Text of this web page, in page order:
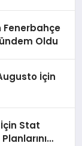
Fenerbahçe
Oldu
İçin
Stat